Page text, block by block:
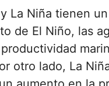
La Niña tienen
de El Niño, las
otro lado, La